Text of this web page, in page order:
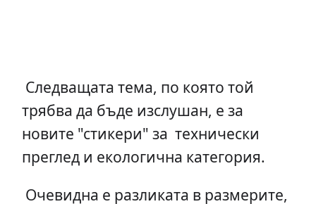
Следващата тема, по която той
трябва да бъде изслушан, е за
новите "стикери" за технически
преглед и екологична категория.
Очевидна е разликата в размерите,